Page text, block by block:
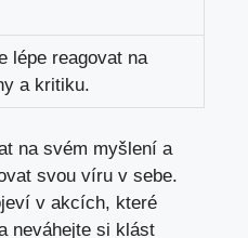
lépe reagovat na
a kritiku.
na svém myšlení a
svou víru v sebe.
v akcích, které
neváhejte si klást